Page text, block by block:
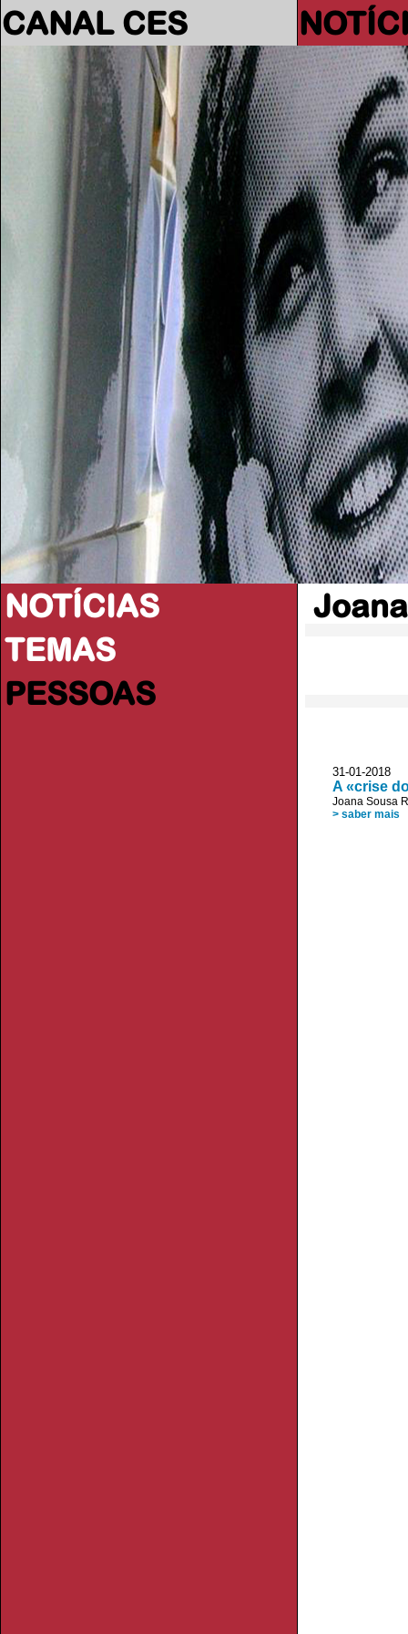
CANAL CES
NOTÍCIAS
TEMAS
PESSOAS
31-01-2018
A «crise
Joana Sousa
> saber mais